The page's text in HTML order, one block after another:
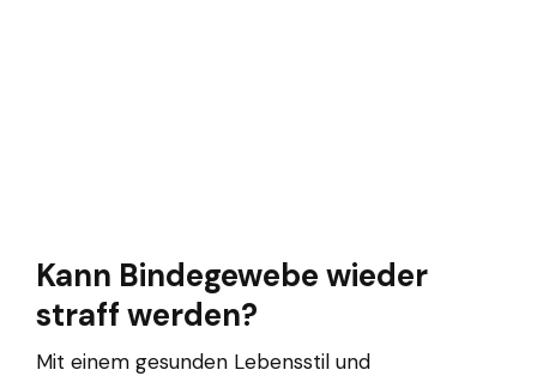
Kann Bindegewebe wieder
straff werden?
Mit einem gesunden Lebensstil und